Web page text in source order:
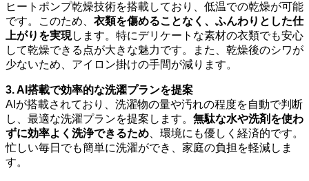
ヒートポンプ乾燥技術を搭載しており、低温での乾燥が可能
です。このため、 衣類を傷めることなく、ふんわりとした仕
上がりを実現します。特にデリケートな素材の衣類でも安心
して乾燥できる点が大きな魅力です。また、乾燥後のシワが
少ないため、アイロン掛けの手間が減ります。
3. AI搭載で効率的な洗濯プランを提案
AIが搭載されており、洗濯物の量や汚れの程度を自動で判断
し、最適な洗濯プランを提案します。 無駄な水や洗剤を使わ
ずに効率よく洗浄できるため 、環境にも優しく経済的です。
忙しい毎日でも簡単に洗濯ができ、家庭の負担を軽減しま
す。